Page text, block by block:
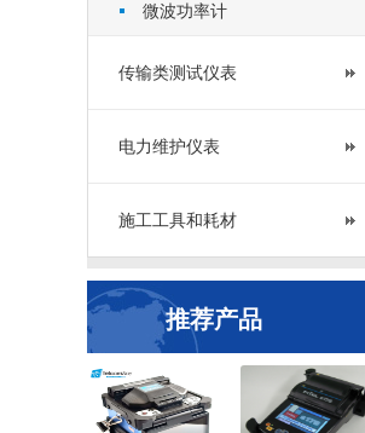
微波功率计
传输类测试仪表
电力维护仪表
施工工具和耗材
推荐产品